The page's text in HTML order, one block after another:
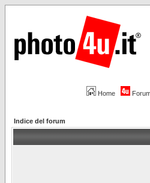
Home
Indice del forum